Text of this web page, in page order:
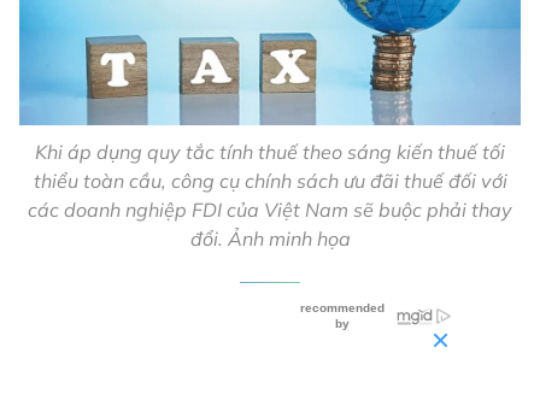
Khi áp dụng quy tắc tính thuế theo sáng kiến thuế tối
thiểu toàn cầu, công cụ chính sách ưu đãi thuế đối với
các doanh nghiệp FDI của Việt Nam sẽ buộc phải thay
đổi. Ảnh minh họa